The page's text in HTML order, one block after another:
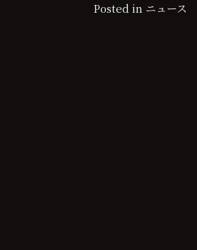
Posted in ニュース